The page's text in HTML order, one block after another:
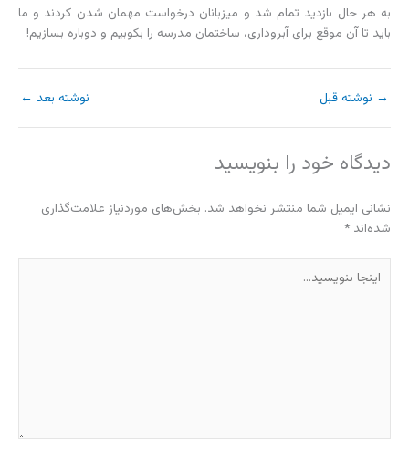
به هر حال بازدید تمام شد و میزبانان درخواست مهمان شدن کردند و ما
باید تا آن موقع برای آبروداری، ساختمان مدرسه را بکوبیم و دوباره بسازیم!
→ نوشته قبل نوشته بعد ←
دیدگاه‌ خود را بنویسید
نشانی ایمیل شما منتشر نخواهد شد. بخش‌های موردنیاز علامت‌گذاری
شده‌اند *
بنویسید…